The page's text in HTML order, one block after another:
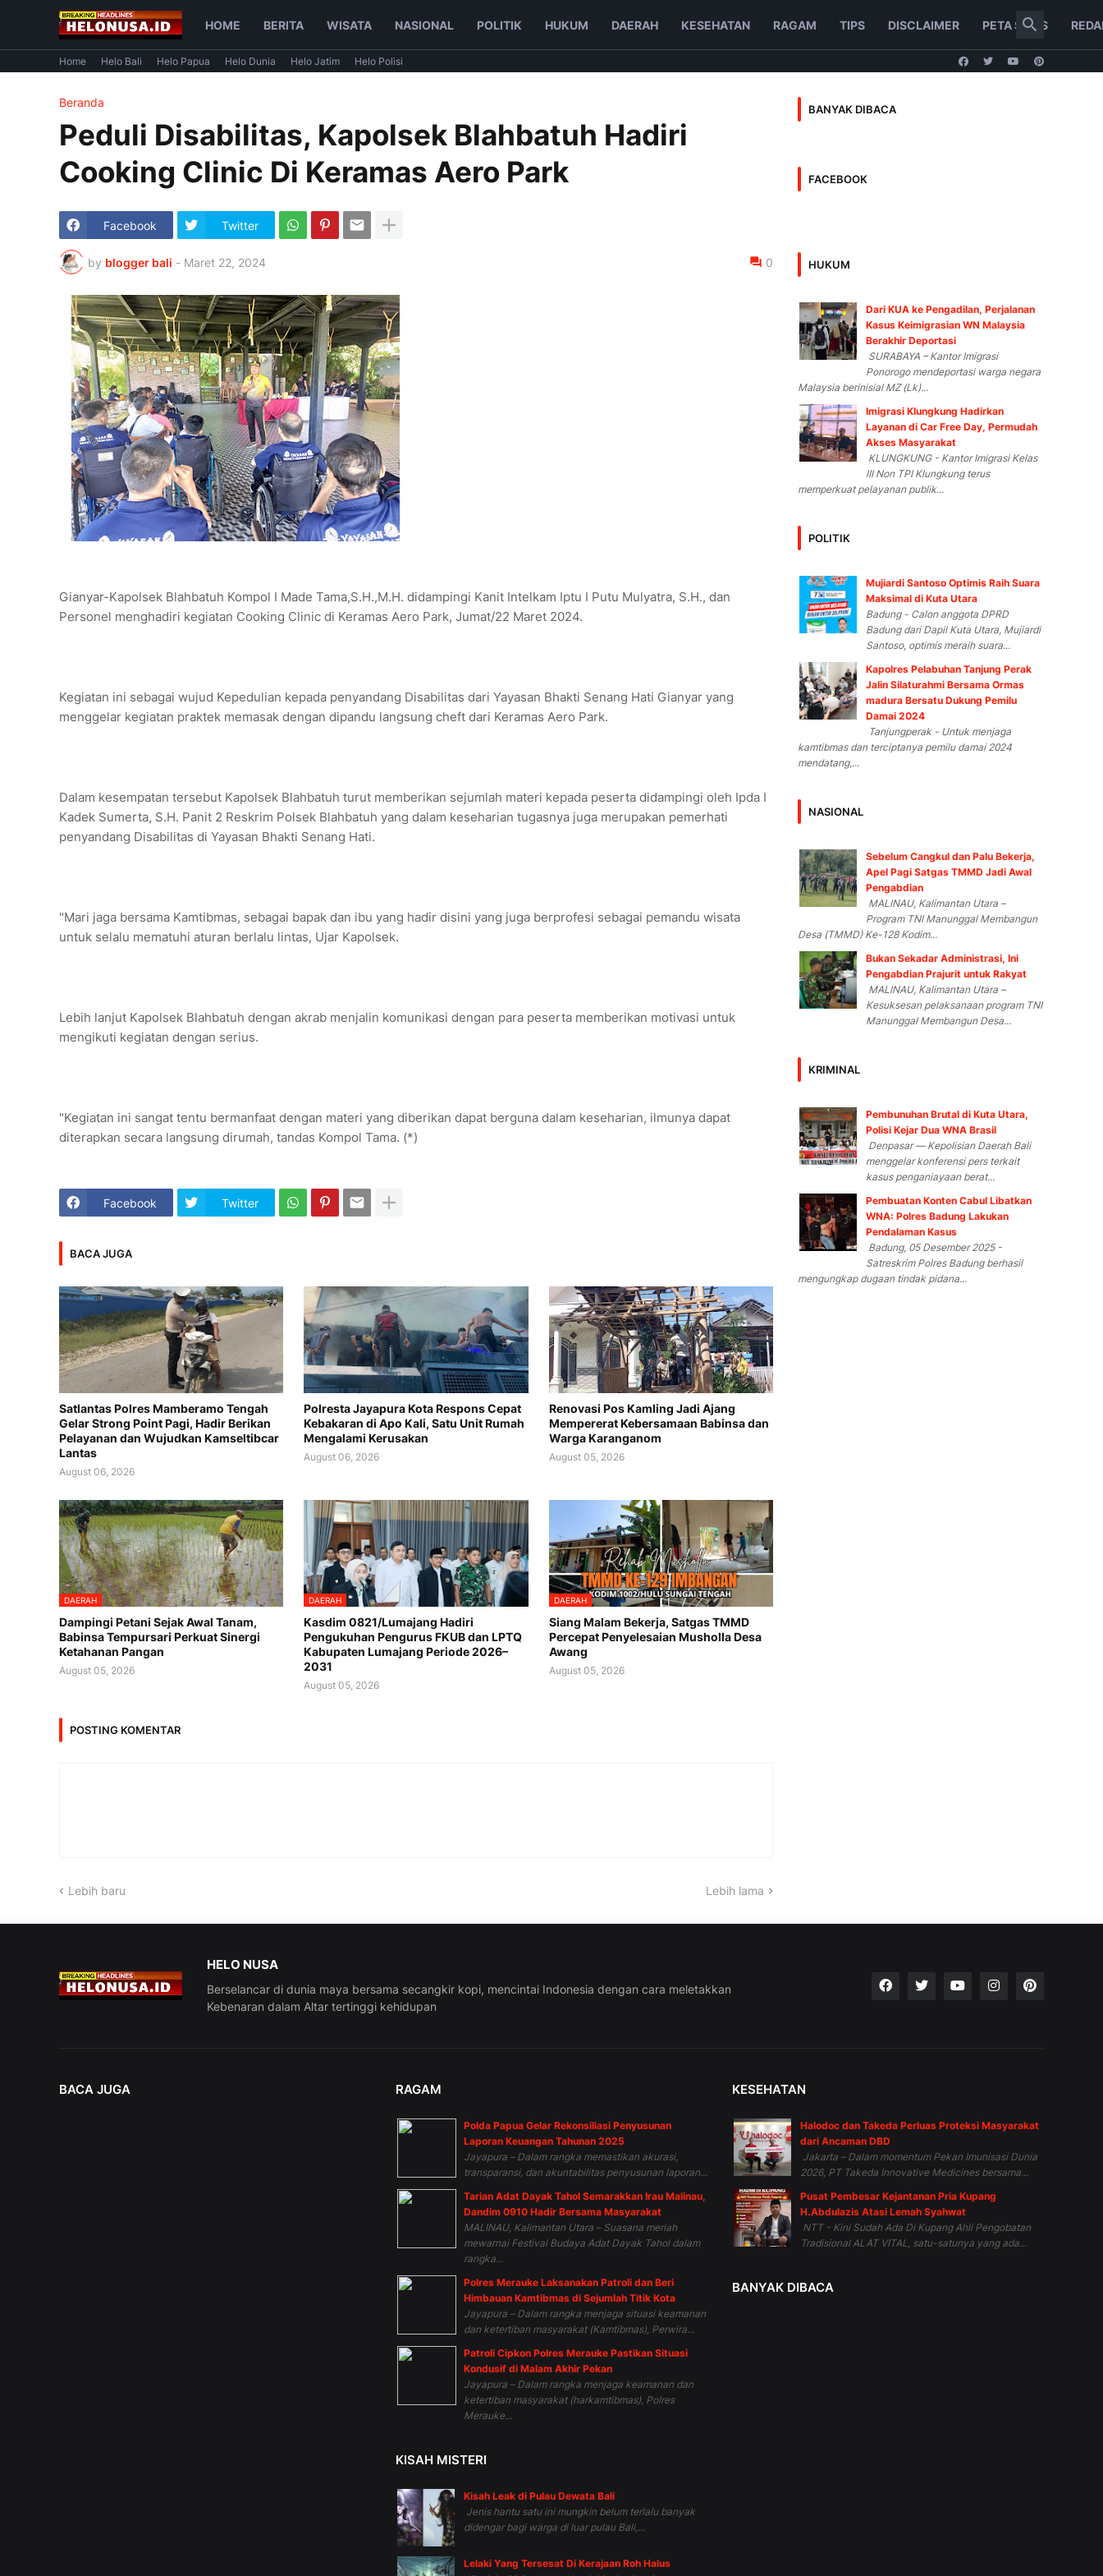
HOME BERITA WISATA NASIONAL POLITIK HUKUM DAERAH KESEHATAN RAGAM TIPS DISCLAIMER PETA SITUS
Home Helo Bali Helo Papua Helo Dunia Helo Jatim Helo Polisi
Beranda
Peduli Disabilitas, Kapolsek Blahbatuh Hadiri
Cooking Clinic Di Keramas Aero Park
Facebook Twitter
by blogger bali - Maret 22, 2024 0
Gianyar-Kapolsek Blahbatuh Kompol I Made Tama,S.H.,M.H. didampingi Kanit Intelkam Iptu I Putu Mulyatra, S.H., dan
Personel menghadiri kegiatan Cooking Clinic di Keramas Aero Park, Jumat/22 Maret 2024.
Kegiatan ini sebagai wujud Kepedulian kepada penyandang Disabilitas dari Yayasan Bhakti Senang Hati Gianyar yang
menggelar kegiatan praktek memasak dengan dipandu langsung cheft dari Keramas Aero Park.
Dalam kesempatan tersebut Kapolsek Blahbatuh turut memberikan sejumlah materi kepada peserta didampingi oleh Ipda I
Kadek Sumerta, S.H. Panit 2 Reskrim Polsek Blahbatuh yang dalam keseharian tugasnya juga merupakan pemerhati
penyandang Disabilitas di Yayasan Bhakti Senang Hati.
"Mari jaga bersama Kamtibmas, sebagai bapak dan ibu yang hadir disini yang juga berprofesi sebagai pemandu wisata
untuk selalu mematuhi aturan berlalu lintas, Ujar Kapolsek.
Lebih lanjut Kapolsek Blahbatuh dengan akrab menjalin komunikasi dengan para peserta memberikan motivasi untuk
mengikuti kegiatan dengan serius.
"Kegiatan ini sangat tentu bermanfaat dengan materi yang diberikan dapat berguna dalam keseharian, ilmunya dapat
diterapkan secara langsung dirumah, tandas Kompol Tama. (*)
Facebook Twitter
BACA JUGA
Satlantas Polres Mamberamo Tengah
Gelar Strong Point Pagi, Hadir Berikan
Pelayanan dan Wujudkan Kamseltibcar
Lantas
August 06, 2026
Polresta Jayapura Kota Respons Cepat
Kebakaran di Apo Kali, Satu Unit Rumah
Mengalami Kerusakan
August 06, 2026
Renovasi Pos Kamling Jadi Ajang
Mempererat Kebersamaan Babinsa dan
Warga Karanganom
August 05, 2026
DAERAH
Dampingi Petani Sejak Awal Tanam,
Babinsa Tempursari Perkuat Sinergi
Ketahanan Pangan
August 05, 2026
DAERAH
Kasdim 0821/Lumajang Hadiri
Pengukuhan Pengurus FKUB dan LPTQ
Kabupaten Lumajang Periode 2026–
2031
August 05, 2026
DAERAH
Siang Malam Bekerja, Satgas TMMD
Percepat Penyelesaian Musholla Desa
Awang
August 05, 2026
POSTING KOMENTAR
Lebih baru Lebih lama
BANYAK DIBACA
FACEBOOK
HUKUM
Dari KUA ke Pengadilan, Perjalanan
Kasus Keimigrasian WN Malaysia
Berakhir Deportasi
SURABAYA – Kantor Imigrasi
Ponorogo mendeportasi warga negara
Malaysia berinisial MZ (Lk)...
Imigrasi Klungkung Hadirkan
Layanan di Car Free Day, Permudah
Akses Masyarakat
KLUNGKUNG - Kantor Imigrasi Kelas
III Non TPI Klungkung terus
memperkuat pelayanan publik...
POLITIK
Mujiardi Santoso Optimis Raih Suara
Maksimal di Kuta Utara
Badung - Calon anggota DPRD
Badung dari Dapil Kuta Utara, Mujiardi
Santoso, optimis meraih suara...
Kapolres Pelabuhan Tanjung Perak
Jalin Silaturahmi Bersama Ormas
madura Bersatu Dukung Pemilu
Damai 2024
Tanjungperak - Untuk menjaga
kamtibmas dan terciptanya pemilu damai 2024
mendatang,...
NASIONAL
Sebelum Cangkul dan Palu Bekerja,
Apel Pagi Satgas TMMD Jadi Awal
Pengabdian
MALINAU, Kalimantan Utara –
Program TNI Manunggal Membangun
Desa (TMMD) Ke-128 Kodim...
Bukan Sekadar Administrasi, Ini
Pengabdian Prajurit untuk Rakyat
MALINAU, Kalimantan Utara –
Kesuksesan pelaksanaan program TNI
Manunggal Membangun Desa...
KRIMINAL
Pembunuhan Brutal di Kuta Utara,
Polisi Kejar Dua WNA Brasil
Denpasar — Kepolisian Daerah Bali
menggelar konferensi pers terkait
kasus penganiayaan berat...
Pembuatan Konten Cabul Libatkan
WNA: Polres Badung Lakukan
Pendalaman Kasus
Badung, 05 Desember 2025 -
Satreskrim Polres Badung berhasil
mengungkap dugaan tindak pidana...
HELO NUSA
Berselancar di dunia maya bersama secangkir kopi, mencintai Indonesia dengan cara meletakkan
Kebenaran dalam Altar tertinggi kehidupan
BACA JUGA RAGAM
Polda Papua Gelar Rekonsiliasi Penyusunan
Laporan Keuangan Tahunan 2025
Jayapura – Dalam rangka memastikan akurasi,
transparansi, dan akuntabilitas penyusunan laporan...
Tarian Adat Dayak Tahol Semarakkan Irau Malinau,
Dandim 0910 Hadir Bersama Masyarakat
MALINAU, Kalimantan Utara – Suasana meriah
mewarnai Festival Budaya Adat Dayak Tahol dalam
rangka...
Polres Merauke Laksanakan Patroli dan Beri
Himbauan Kamtibmas di Sejumlah Titik Kota
Jayapura – Dalam rangka menjaga situasi keamanan
dan ketertiban masyarakat (Kamtibmas), Perwira...
Patroli Cipkon Polres Merauke Pastikan Situasi
Kondusif di Malam Akhir Pekan
Jayapura – Dalam rangka menjaga keamanan dan
ketertiban masyarakat (harkamtibmas), Polres
Merauke...
KISAH MISTERI
Kisah Leak di Pulau Dewata Bali
Jenis hantu satu ini mungkin belum terlalu banyak
didengar bagi warga di luar pulau Bali,...
Lelaki Yang Tersesat Di Kerajaan Roh Halus
KESEHATAN
Halodoc dan Takeda Perluas Proteksi Masyarakat
dari Ancaman DBD
Jakarta – Dalam momentum Pekan Imunisasi Dunia
2026, PT Takeda Innovative Medicines bersama...
Pusat Pembesar Kejantanan Pria Kupang
H.Abdulazis Atasi Lemah Syahwat
NTT - Kini Sudah Ada Di Kupang Ahli Pengobatan
Tradisional ALAT VITAL, satu-satunya yang ada...
BANYAK DIBACA